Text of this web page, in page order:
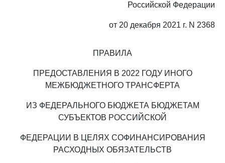
Российской Федерации
от 20 декабря 2021 г. N 2368
ПРАВИЛА
ПРЕДОСТАВЛЕНИЯ В 2022 ГОДУ ИНОГО
МЕЖБЮДЖЕТНОГО ТРАНСФЕРТА
ИЗ ФЕДЕРАЛЬНОГО БЮДЖЕТА БЮДЖЕТАМ
СУБЪЕКТОВ РОССИЙСКОЙ
ФЕДЕРАЦИИ В ЦЕЛЯХ СОФИНАНСИРОВАНИЯ
РАСХОДНЫХ ОБЯЗАТЕЛЬСТВ